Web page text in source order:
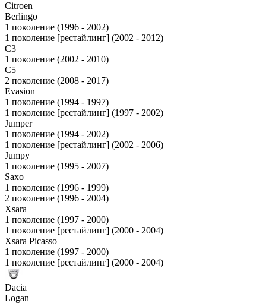
Citroen
Berlingo
1 поколение (1996 - 2002)
1 поколение [рестайлинг] (2002 - 2012)
C3
1 поколение (2002 - 2010)
C5
2 поколение (2008 - 2017)
Evasion
1 поколение (1994 - 1997)
1 поколение [рестайлинг] (1997 - 2002)
Jumper
1 поколение (1994 - 2002)
1 поколение [рестайлинг] (2002 - 2006)
Jumpy
1 поколение (1995 - 2007)
Saxo
1 поколение (1996 - 1999)
2 поколение (1996 - 2004)
Xsara
1 поколение (1997 - 2000)
1 поколение [рестайлинг] (2000 - 2004)
Xsara Picasso
1 поколение (1997 - 2000)
1 поколение [рестайлинг] (2000 - 2004)
Dacia
Logan